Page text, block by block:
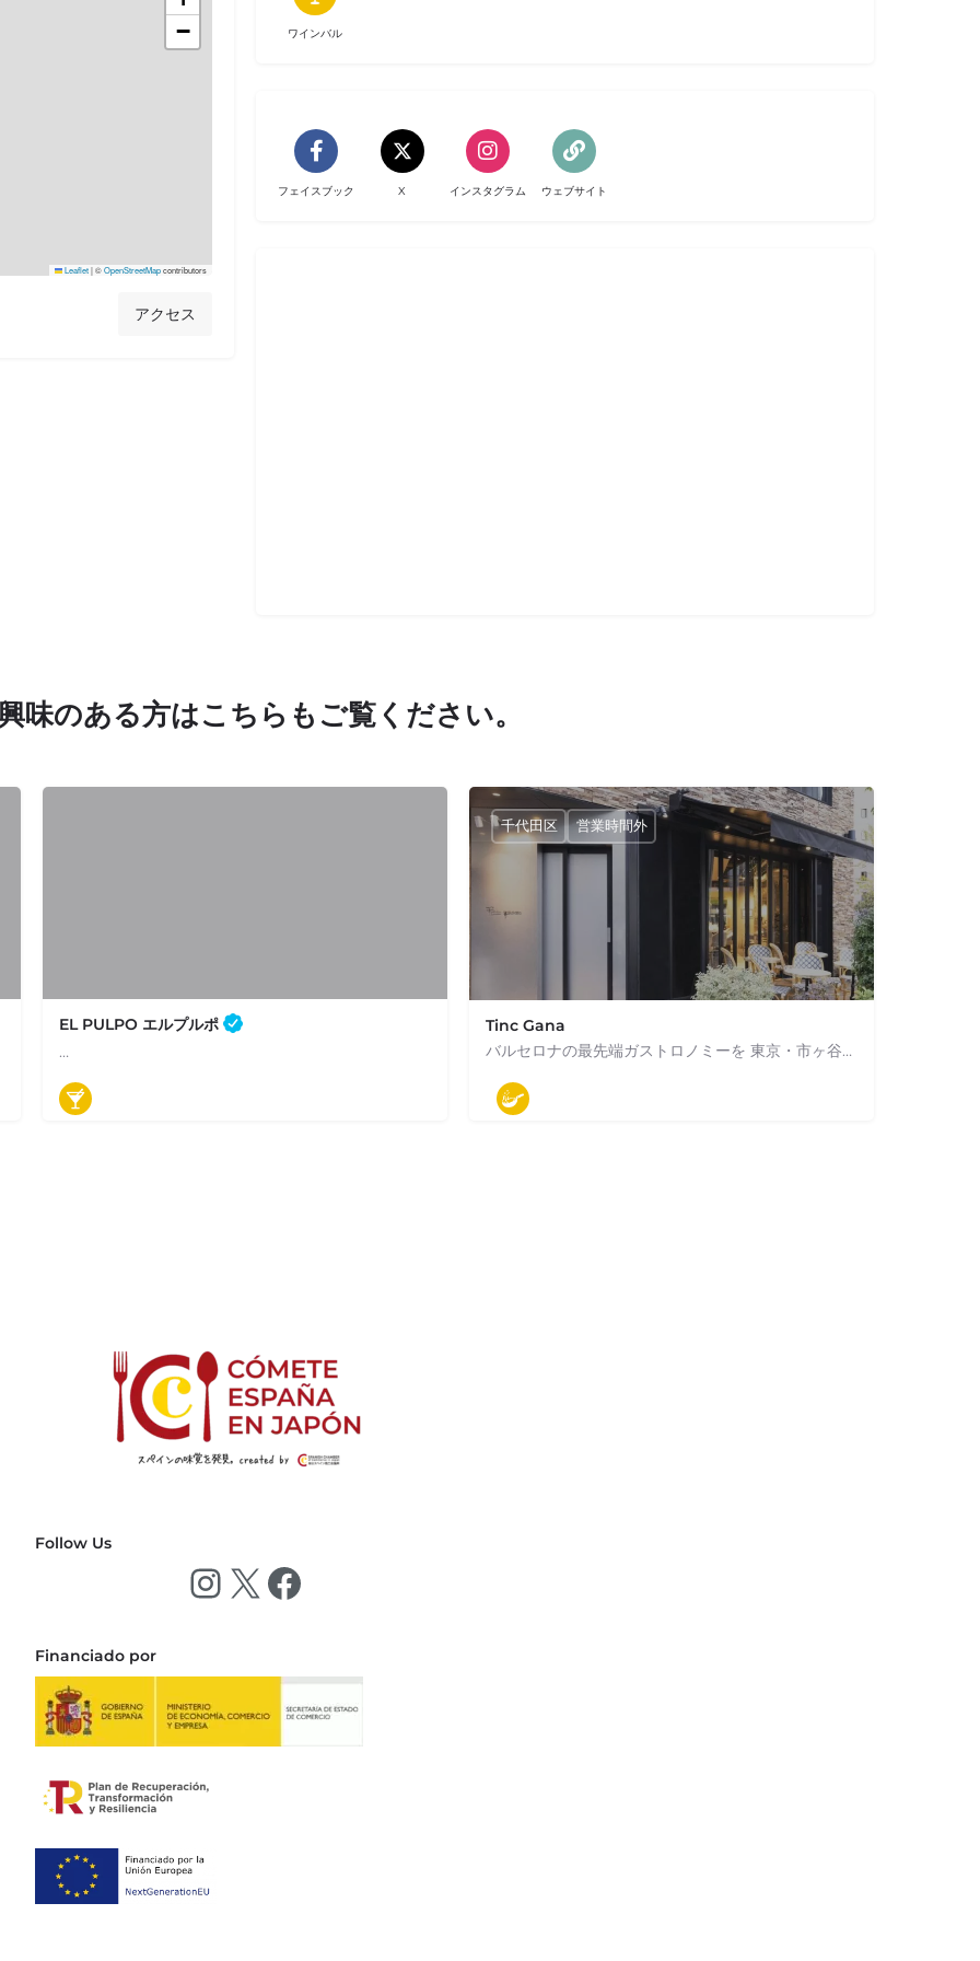
−
Leaflet|©OpenStreetMapcontributors
アクセス
ワインバル
フェイスブック X インスタグラム ウェブサイト
味のある方はこちらもご覧ください。
EL PULPO エルプルポ
…
03-3269-6088
Tinc Gana
バルセロナの最先端ガストロノミーを 東京・市ヶ谷で表現 新鮮で上質な厳選食材を生かした 目にも舌にも贅沢なライブキッチン
03-5357-1921
千代田区 営業時間外
Follow Us
Financiado por